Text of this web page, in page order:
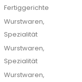
Fertiggerichte
Wurstwaren,
Spezialität
Wurstwaren,
Spezialität
Wurstwaren,